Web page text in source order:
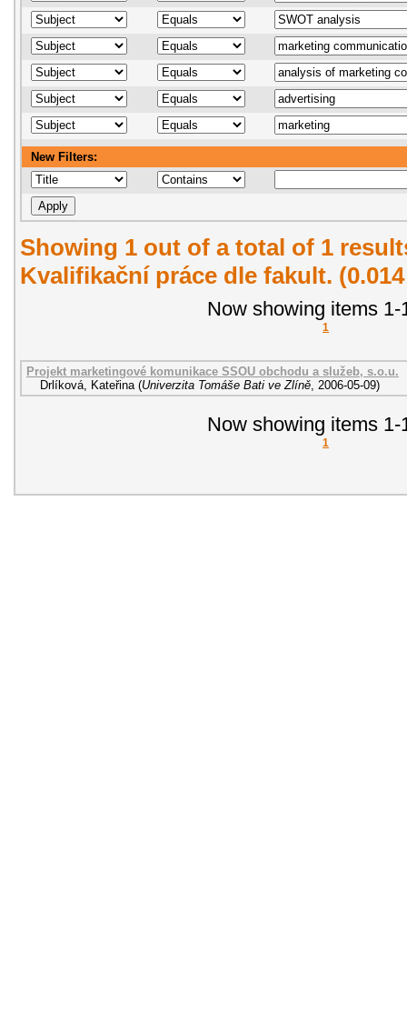
New Filters:
Showing 1 out of a total of 1
Kvalifikační práce dle fakult.
Now showing items 1-
1
Projekt marketingové komunikace SSOU obchodu a služeb, s.o.u.
Drlíková, Kateřina (Univerzita Tomáše Bati ve Zlíně 2006-05-09)
Now showing items 1-
1